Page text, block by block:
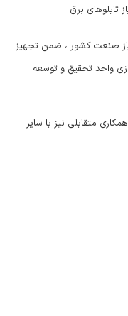
تابلوهای برق
صنعت کشور ، ضمن تجهیز
واحد تحقیق و توسعه
متقابلی نیز با سایر